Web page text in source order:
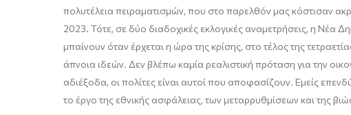
πολυτέλεια πειραματισμών, που στο παρελθόν μας κόστισαν
2023. Τότε, σε δύο διαδοχικές εκλογικές αναμετρήσεις, η
μπαίνουν όταν έρχεται η ώρα της κρίσης, στο τέλος της
άπνοια ιδεών. Δεν βλέπω καμία ρεαλιστική πρόταση για την
αδιέξοδα, οι πολίτες είναι αυτοί που αποφασίζουν. Εμείς
το έργο της εθνικής ασφάλειας, των μεταρρυθμίσεων και της